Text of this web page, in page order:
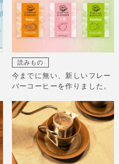
読みもの
今までに無い、新しいフレー
バーコーヒーを作りました。